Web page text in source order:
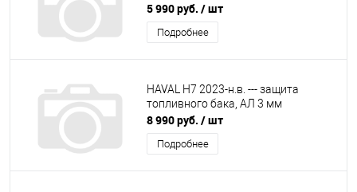
5 990 руб. / шт
Подробнее
HAVAL H7 2023-н.в. --- защита
топливного бака, АЛ 3 мм
8 990 руб. / шт
Подробнее